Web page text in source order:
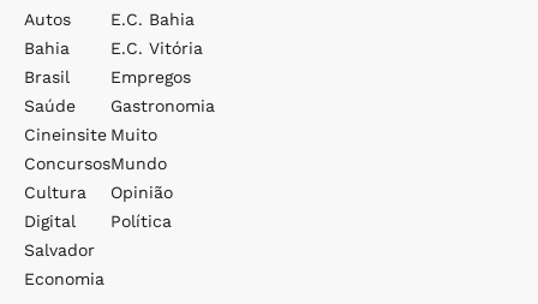
Autos
Bahia
Brasil
Saúde
Cineinsite
Concursos
Cultura
Digital
Salvador
Economia
E.c. Bahia
E.c. Vitória
Empregos
Gastronomia
Muito
Mundo
Opinião
Política